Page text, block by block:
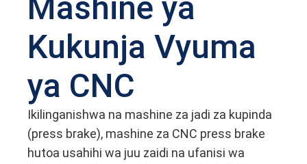
Mashine ya
Kukunja Vyuma
ya CNC
Ikilinganishwa na mashine za jadi za kupinda
(press brake), mashine za CNC press brake
hutoa usahihi wa juu zaidi na ufanisi wa